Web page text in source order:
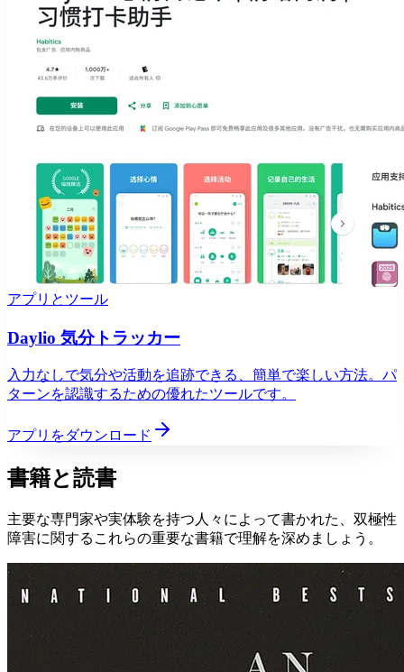
アプリとツール
Daylio 気分トラッカー
入力なしで気分や活動を追跡できる、簡単で楽しい方法。パ
ターンを認識するための優れたツールです。
アプリをダウンロード
書籍と読書
主要な専門家や実体験を持つ人々によって書かれた、双極性
障害に関するこれらの重要な書籍で理解を深めましょう。